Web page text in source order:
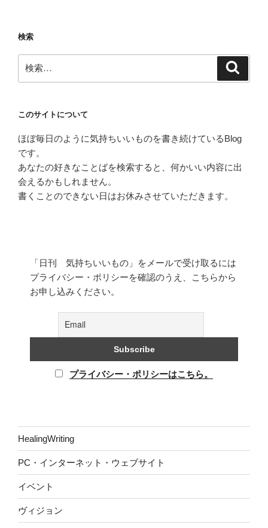
ン
検索
索:
このサイトについて
ほぼ毎日のように気持ちいいものを書き続けているBlog
です。
あなたの好きなことばを検索すると、何かいい内容に出
会えるかもしれません。
書くことのできない日はお休みさせていただきます。
「日刊 気持ちいいもの」をメールで受け取るには
プライバシー・ポリシーを確認のうえ、こちらから
お申し込みください。
プライバシー・ポリシーはこちら。
HealingWriting
PC・インターネット・ウェブサイト
イベント
ヴィジョン